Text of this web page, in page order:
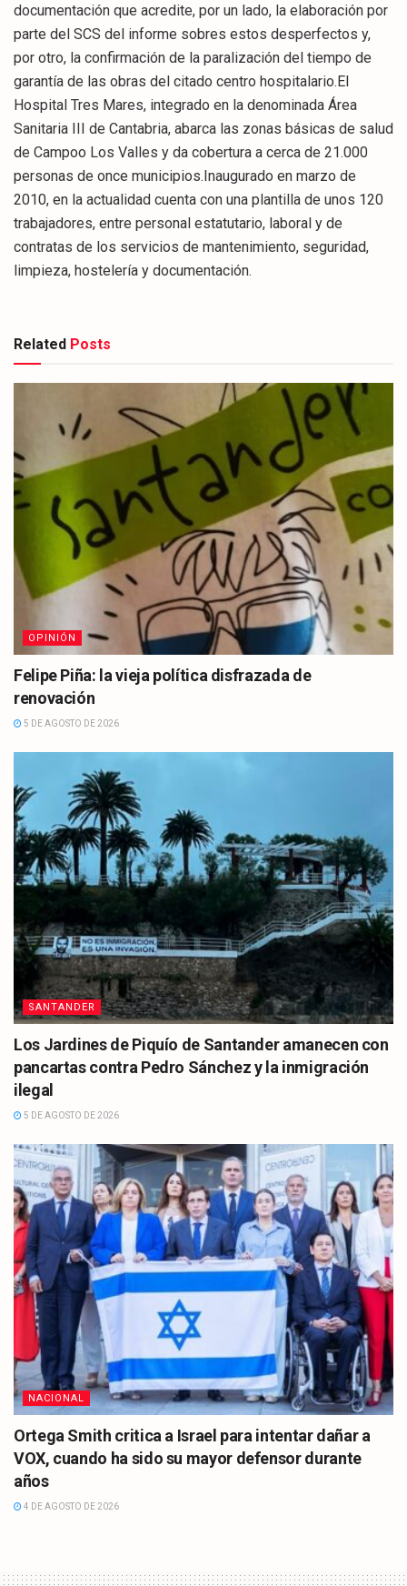
documentación que acredite, por un lado, la elaboración por
parte del SCS del informe sobres estos desperfectos y,
por otro, la confirmación de la paralización del tiempo de
garantía de las obras del citado centro hospitalario.El
Hospital Tres Mares, integrado en la denominada Área
Sanitaria III de Cantabria, abarca las zonas básicas de salud
de Campoo Los Valles y da cobertura a cerca de 21.000
personas de once municipios.Inaugurado en marzo de
2010, en la actualidad cuenta con una plantilla de unos 120
trabajadores, entre personal estatutario, laboral y de
contratas de los servicios de mantenimiento, seguridad,
limpieza, hostelería y documentación.
Related Posts
OPINIÓN
Felipe Piña: la vieja política disfrazada de
renovación
5 DE AGOSTO DE 2026
SANTANDER
Los Jardines de Piquío de Santander amanecen con
pancartas contra Pedro Sánchez y la inmigración
ilegal
5 DE AGOSTO DE 2026
NACIONAL
Ortega Smith critica a Israel para intentar dañar a
VOX, cuando ha sido su mayor defensor durante
años
4 DE AGOSTO DE 2026